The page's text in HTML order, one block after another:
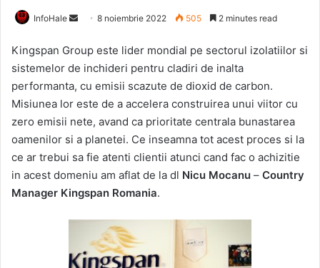
InfoHale
Send
email
8 noiembrie 2022 505 2 minutes read
Kingspan Group este lider mondial pe sectorul izolatiilor si
sistemelor de inchideri pentru cladiri de inalta
performanta, cu emisii scazute de dioxid de carbon.
Misiunea lor este de a accelera construirea unui viitor cu
zero emisii nete, avand ca prioritate centrala bunastarea
oamenilor si a planetei. Ce inseamna tot acest proces si la
ce ar trebui sa fie atenti clientii atunci cand fac o achizitie
in acest domeniu am aflat de la dl Nicu Mocanu – Country
Manager Kingspan Romania.